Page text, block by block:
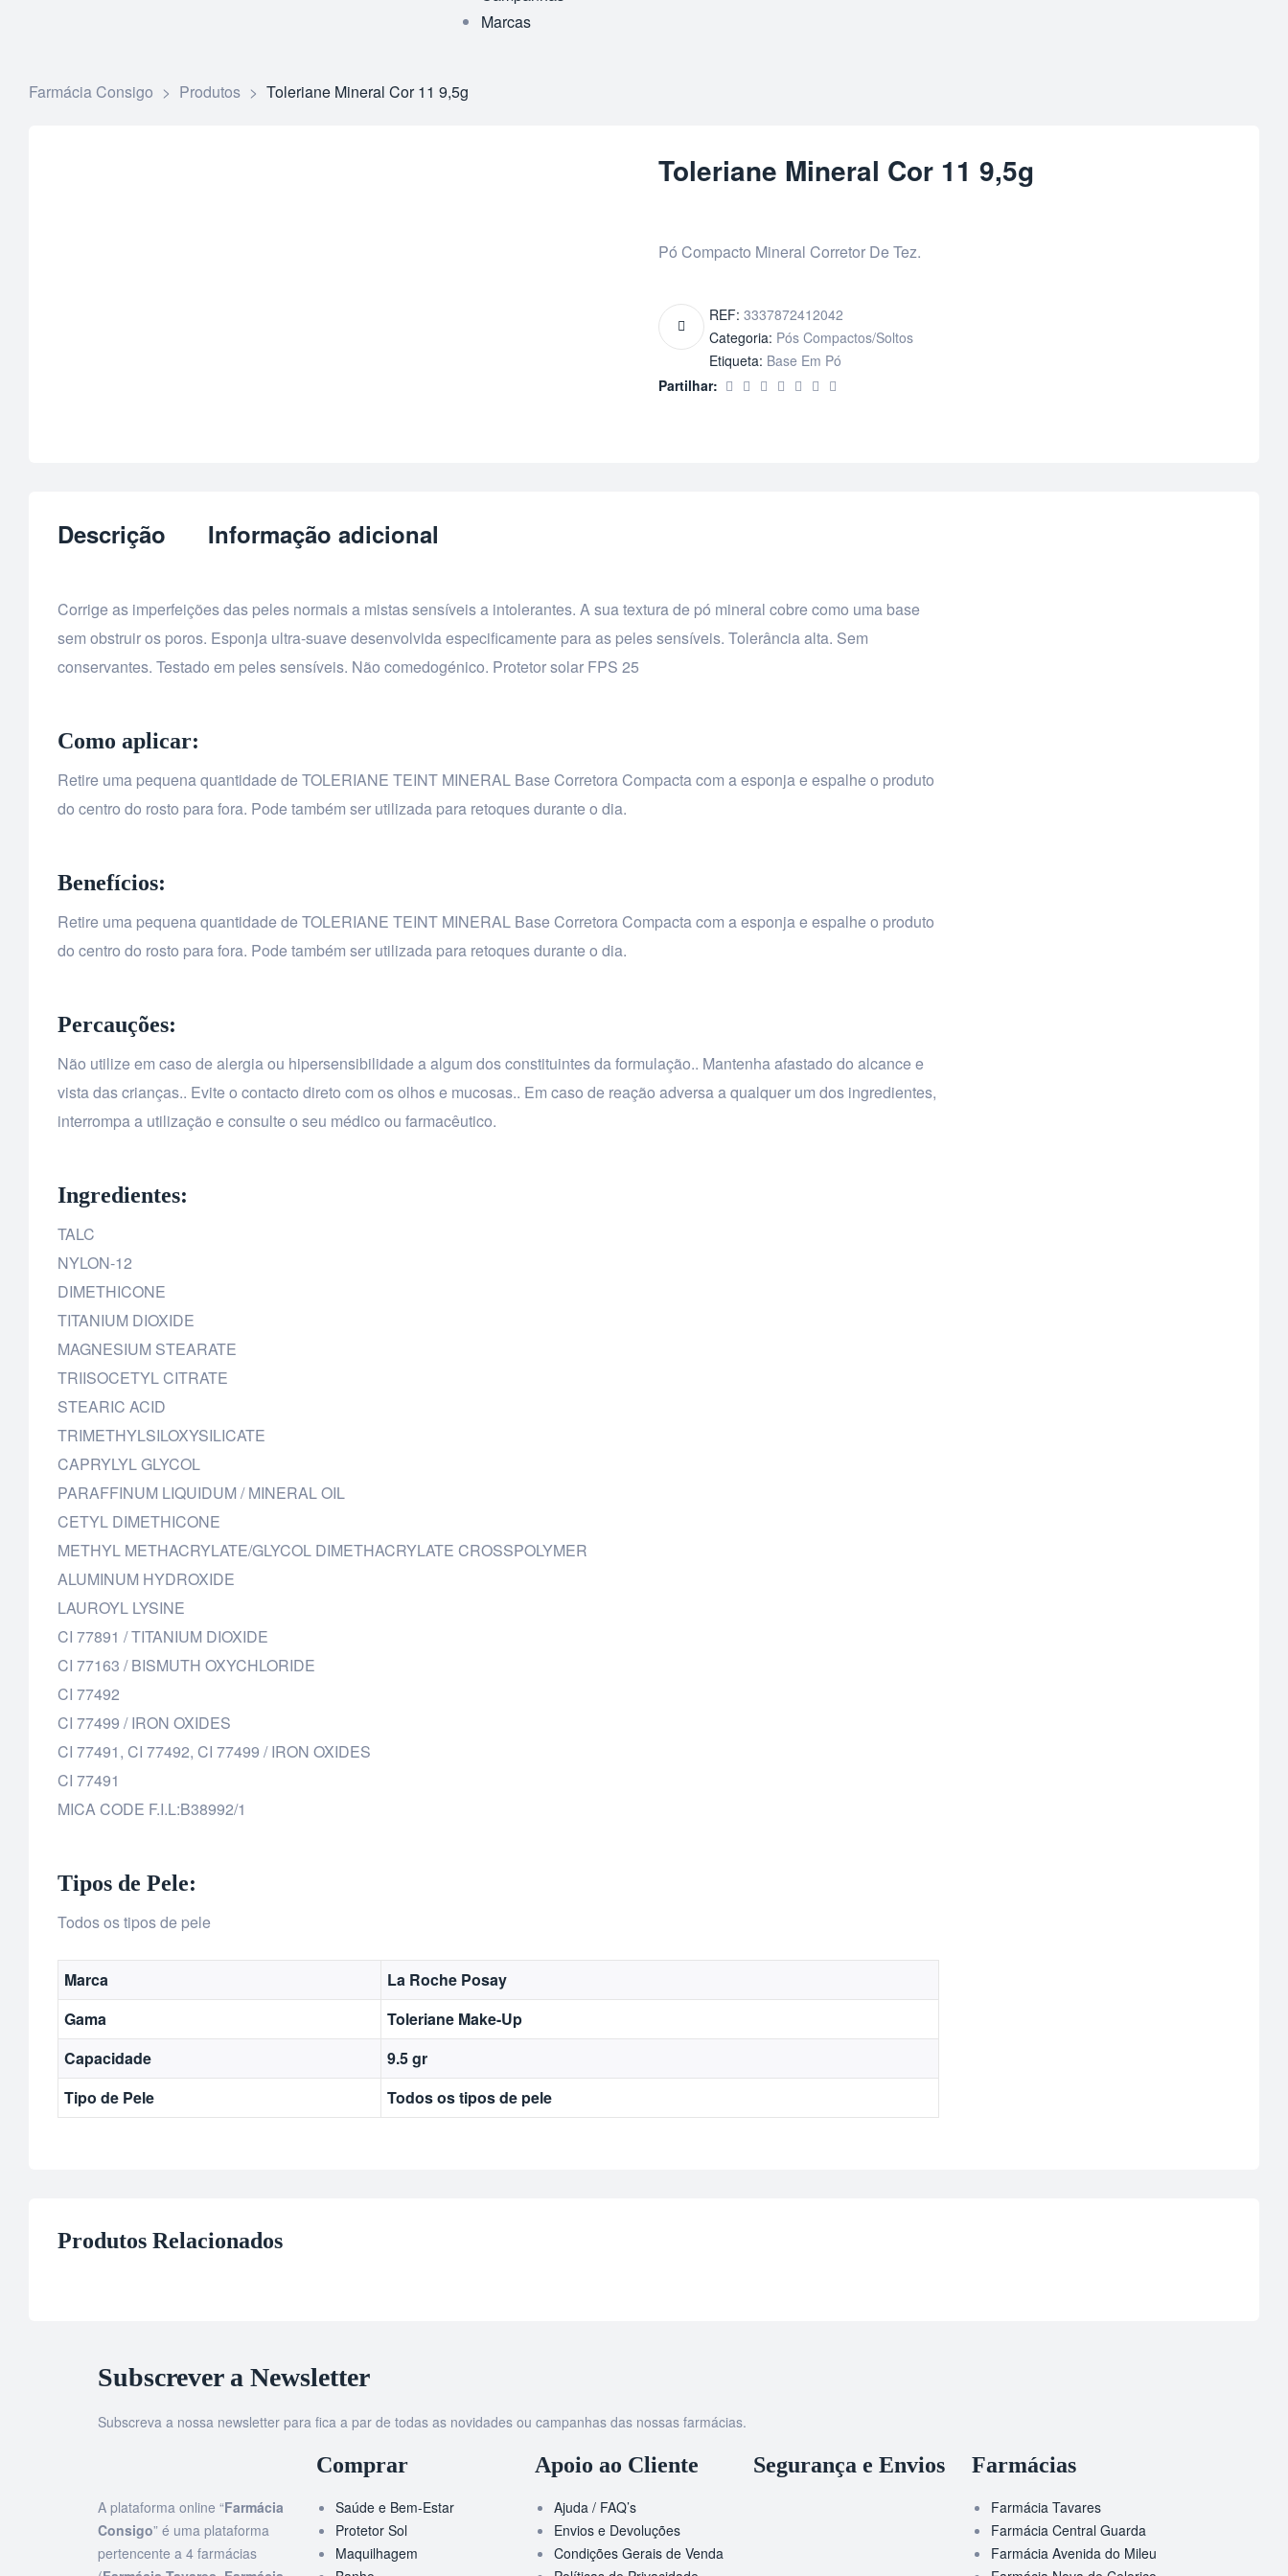
Marcas
Farmácia Consigo > Produtos > Toleriane Mineral Cor 11 9,5g
Toleriane Mineral Cor 11 9,5g
Pó Compacto Mineral Corretor De Tez.
REF: 3337872412042
Categoria: Pós Compactos/Soltos
Etiqueta: Base Em Pó
Partilhar:
Descrição Informação adicional
Corrige as imperfeições das peles normais a mistas sensíveis a intolerantes. A sua textura de pó mineral cobre como uma base
sem obstruir os poros. Esponja ultra-suave desenvolvida especificamente para as peles sensíveis. Tolerância alta. Sem
conservantes. Testado em peles sensíveis. Não comedogénico. Protetor solar FPS 25
Como aplicar:
Retire uma pequena quantidade de TOLERIANE TEINT MINERAL Base Corretora Compacta com a esponja e espalhe o produto
do centro do rosto para fora. Pode também ser utilizada para retoques durante o dia.
Benefícios:
Retire uma pequena quantidade de TOLERIANE TEINT MINERAL Base Corretora Compacta com a esponja e espalhe o produto
do centro do rosto para fora. Pode também ser utilizada para retoques durante o dia.
Percauções:
Não utilize em caso de alergia ou hipersensibilidade a algum dos constituintes da formulação.. Mantenha afastado do alcance e
vista das crianças.. Evite o contacto direto com os olhos e mucosas.. Em caso de reação adversa a qualquer um dos ingredientes,
interrompa a utilização e consulte o seu médico ou farmacêutico.
Ingredientes:
TALC
NYLON-12
DIMETHICONE
TITANIUM DIOXIDE
MAGNESIUM STEARATE
TRIISOCETYL CITRATE
STEARIC ACID
TRIMETHYLSILOXYSILICATE
CAPRYLYL GLYCOL
PARAFFINUM LIQUIDUM / MINERAL OIL
CETYL DIMETHICONE
METHYL METHACRYLATE/GLYCOL DIMETHACRYLATE CROSSPOLYMER
ALUMINUM HYDROXIDE
LAUROYL LYSINE
CI 77891 / TITANIUM DIOXIDE
CI 77163 / BISMUTH OXYCHLORIDE
CI 77492
CI 77499 / IRON OXIDES
CI 77491, CI 77492, CI 77499 / IRON OXIDES
CI 77491
MICA CODE F.I.L:B38992/1
Tipos de Pele:
Todos os tipos de pele
Marca
La Roche Posay
Gama
Toleriane Make-Up
Capacidade
9.5 gr
Tipo de Pele
Todos os tipos de pele
Produtos Relacionados
Subscrever a Newsletter
Subscreva a nossa newsletter para fica a par de todas as novidades ou campanhas das nossas farmácias.
A plataforma online “Farmácia
Consigo” é uma plataforma
pertencente a 4 farmácias
Comprar
Saúde e Bem-Estar
Protetor Sol
Maquilhagem
Apoio ao Cliente
Ajuda / FAQ’s
Envios e Devoluções
Condições Gerais de Venda
Segurança e Envios Farmácias
Farmácia Tavares
Farmácia Central Guarda
Farmácia Avenida do Mileu